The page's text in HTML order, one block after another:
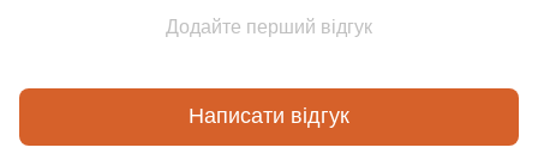
Додайте перший відгук
Написати відгук